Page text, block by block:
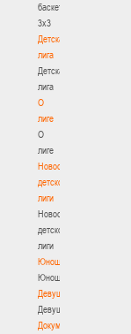
баскетбола
3х3
Детская
лига
Детская
лига
О
лиге
О
лиге
Новости
детской
лиги
Новости
детской
лиги
Юноши
Юноши
Девушки
Девушки
Документы